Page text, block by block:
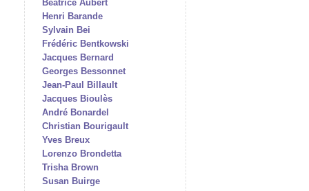
Béatrice Aubert
Henri Barande
Sylvain Bei
Frédéric Bentkowski
Jacques Bernard
Georges Bessonnet
Jean-Paul Billault
Jacques Bioulès
André Bonardel
Christian Bourigault
Yves Breux
Lorenzo Brondetta
Trisha Brown
Susan Buirge